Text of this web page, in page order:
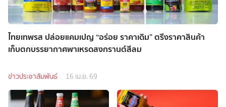
ไทยเทพรส ปล่อยแคมเปญ “อร่อย ราคาเดิม” ตรึงราคาสินค้า
เก็บตกบรรยากาศพาเหรดสงกรานต์สีลม
ข่าวประชาสัมพันธ์ 16 เม.ย. 69